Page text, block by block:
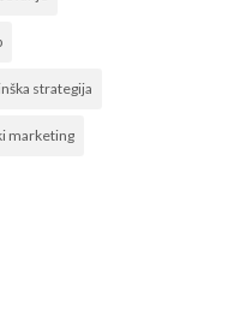
strategija
marketing